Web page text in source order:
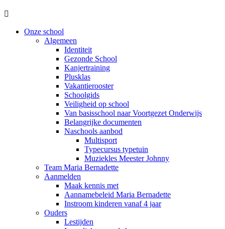

Onze school
Algemeen
Identiteit
Gezonde School
Kanjertraining
Plusklas
Vakantierooster
Schoolgids
Veiligheid op school
Van basisschool naar Voortgezet Onderwijs
Belangrijke documenten
Naschools aanbod
Multisport
Typecursus typetuin
Muziekles Meester Johnny
Team Maria Bernadette
Aanmelden
Maak kennis met
Aannamebeleid Maria Bernadette
Instroom kinderen vanaf 4 jaar
Ouders
Lestijden